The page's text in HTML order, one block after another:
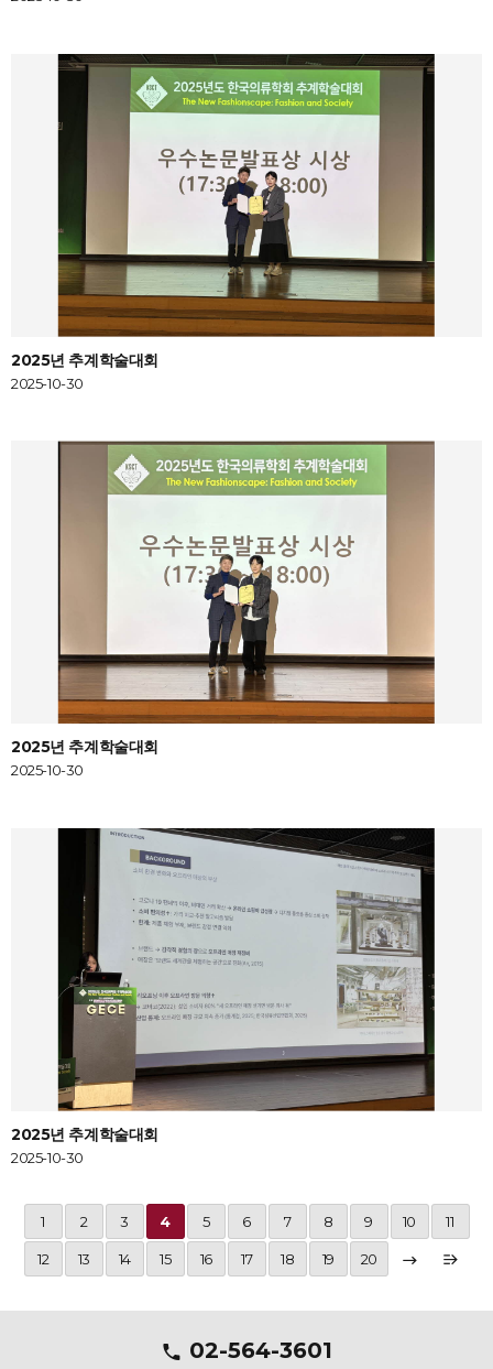
2025년 추계학술대회
2025-10-30
2025년 추계학술대회
2025-10-30
2025년 추계학술대회
2025-10-30
1 2 3 4 5 6 7 8 9 10 11
12 13 14 15 16 17 18 19 20
02-564-3601